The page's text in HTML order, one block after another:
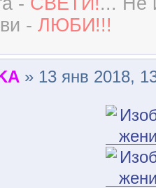
- ЛЮБИ!!!
» 13 янв 2018,